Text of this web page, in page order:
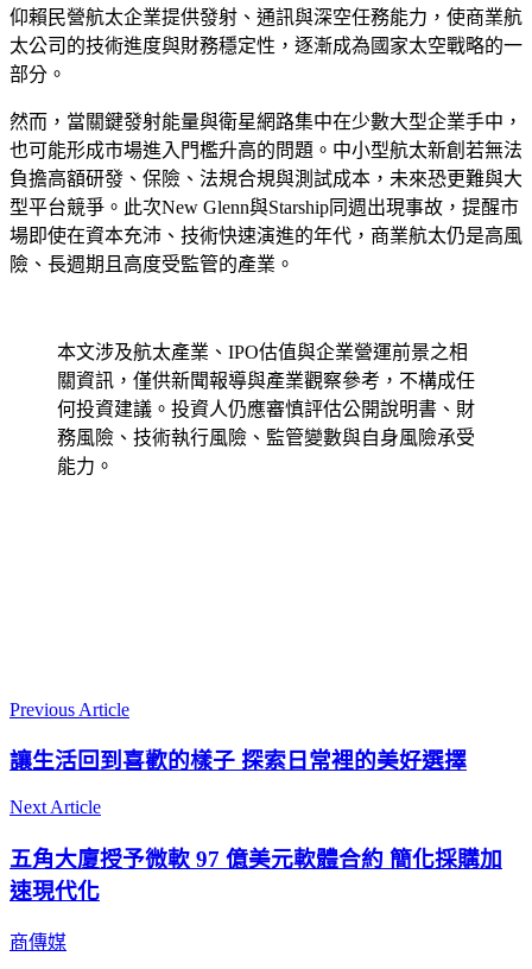
仰賴民營航太企業提供發射、通訊與深空任務能力，使商業航
太公司的技術進度與財務穩定性，逐漸成為國家太空戰略的一
部分。
然而，當關鍵發射能量與衛星網路集中在少數大型企業手中，
也可能形成市場進入門檻升高的問題。中小型航太新創若無法
負擔高額研發、保險、法規合規與測試成本，未來恐更難與大
型平台競爭。此次New Glenn與Starship同週出現事故，提醒市
場即使在資本充沛、技術快速演進的年代，商業航太仍是高風
險、長週期且高度受監管的產業。
本文涉及航太產業、IPO估值與企業營運前景之相
關資訊，僅供新聞報導與產業觀察參考，不構成任
何投資建議。投資人仍應審慎評估公開說明書、財
務風險、技術執行風險、監管變數與自身風險承受
能力。
Previous Article
讓生活回到喜歡的樣子 探索日常裡的美好選擇
Next Article
五角大廈授予微軟 97 億美元軟體合約 簡化採購加
速現代化
商傳媒